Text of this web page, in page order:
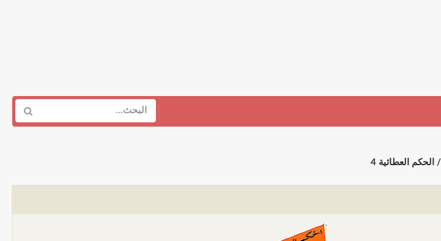
/ الحكم العطائية 4